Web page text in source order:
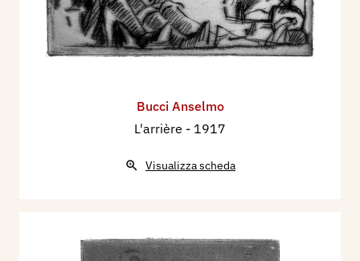
Bucci Anselmo
L'arrière - 1917
Visualizza scheda